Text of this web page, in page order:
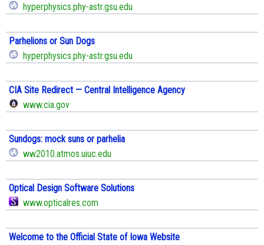
hyperphysics.phy-astr.gsu.edu
Parhelions or Sun Dogs
hyperphysics.phy-astr.gsu.edu
CIA Site Redirect — Central Intelligence Agency
www.cia.gov
Sundogs: mock suns or parhelia
ww2010.atmos.uiuc.edu
Optical Design Software Solutions
www.opticalres.com
Welcome to the Official State of Iowa Website